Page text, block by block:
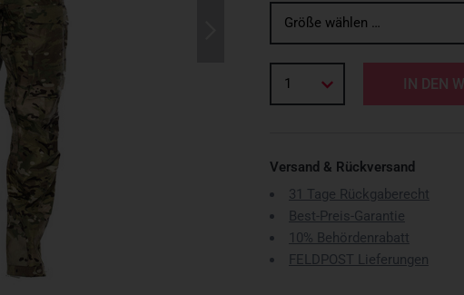
Größe wählen …
1 IN DEN
Versand & Rückversand
31 Tage Rückgaberecht
Best-Preis-Garantie
10% Behördenrabatt
FELDPOST Lieferungen